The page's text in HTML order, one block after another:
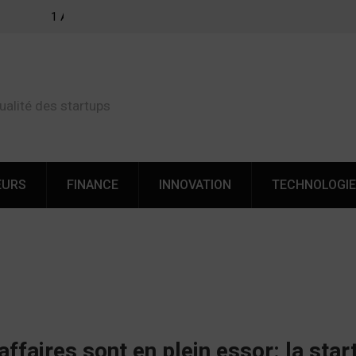
des startups
FINANCE INNOVATION